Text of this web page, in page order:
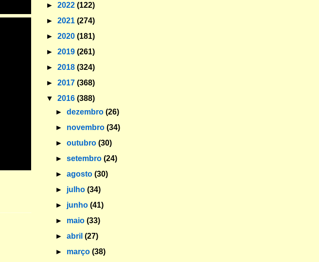
► 2022 (122)
► 2021 (274)
► 2020 (181)
► 2019 (261)
► 2018 (324)
► 2017 (368)
▼ 2016 (388)
►dezembro(26)
► novembro(34)
►outubro(30)
►setembro(24)
►agosto(30)
► julho(34)
► junho(41)
► maio(33)
►abril(27)
► março(38)